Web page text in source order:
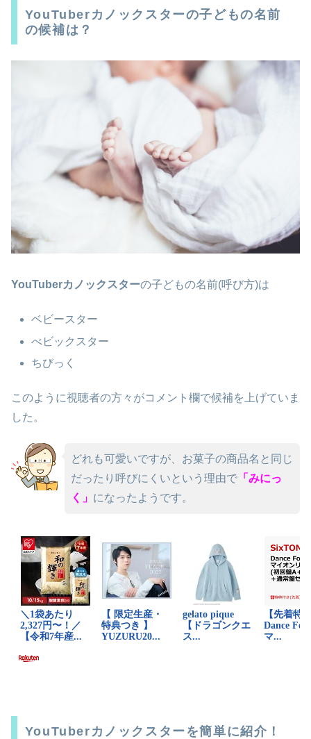
YouTuberカノックスターの子どもの名前
の候補は？
YouTuberカノックスターの子どもの名前(呼び方)は
ベビースター
べビックスター
ちびっく
このように視聴者の方々がコメント欄で候補を上げていま
した。
どれも可愛いですが、お菓子の商品名と同じ
だったり呼びにくいという理由で「みにっ
く」 になったようです。
YouTuberカノックスターを簡単に紹介！